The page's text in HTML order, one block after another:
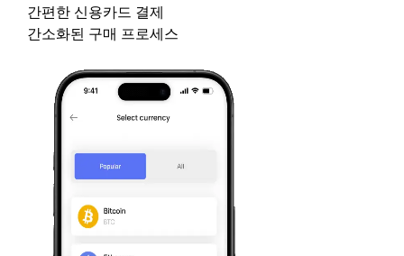
간편한 신용카드 결제
간소화된 구매 프로세스